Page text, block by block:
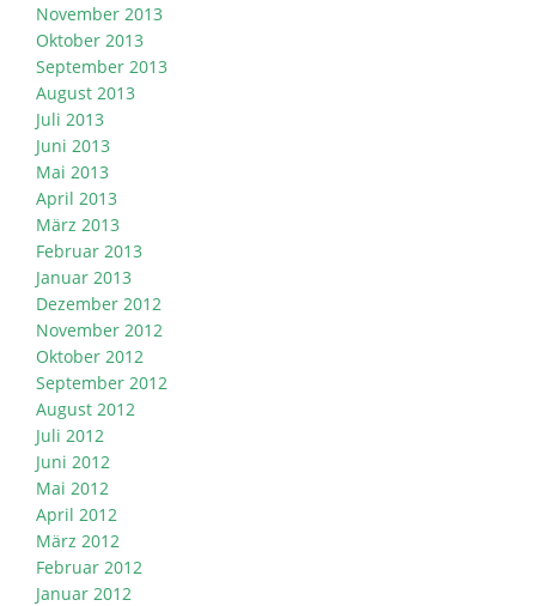
November 2013
Oktober 2013
September 2013
August 2013
Juli 2013
Juni 2013
Mai 2013
April 2013
März 2013
Februar 2013
Januar 2013
Dezember 2012
November 2012
Oktober 2012
September 2012
August 2012
Juli 2012
Juni 2012
Mai 2012
April 2012
März 2012
Februar 2012
Januar 2012